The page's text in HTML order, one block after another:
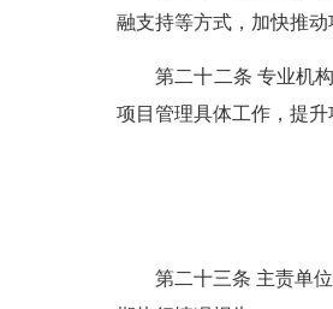
融支持等方式，加快推
第二十二条 专业机构
项目管理具体工作，提
第二十三条 主责单位